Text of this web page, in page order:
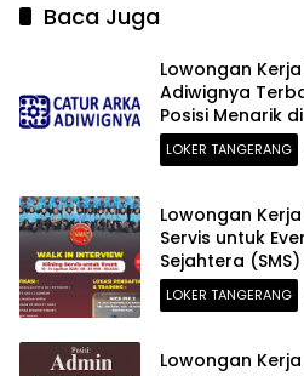
Baca Juga
Lowongan
Adiwignya
Posisi Menarik
LOKER TANGERANG
Lowongan
Servis untuk
Sejahtera
LOKER TANGERANG
Lowongan